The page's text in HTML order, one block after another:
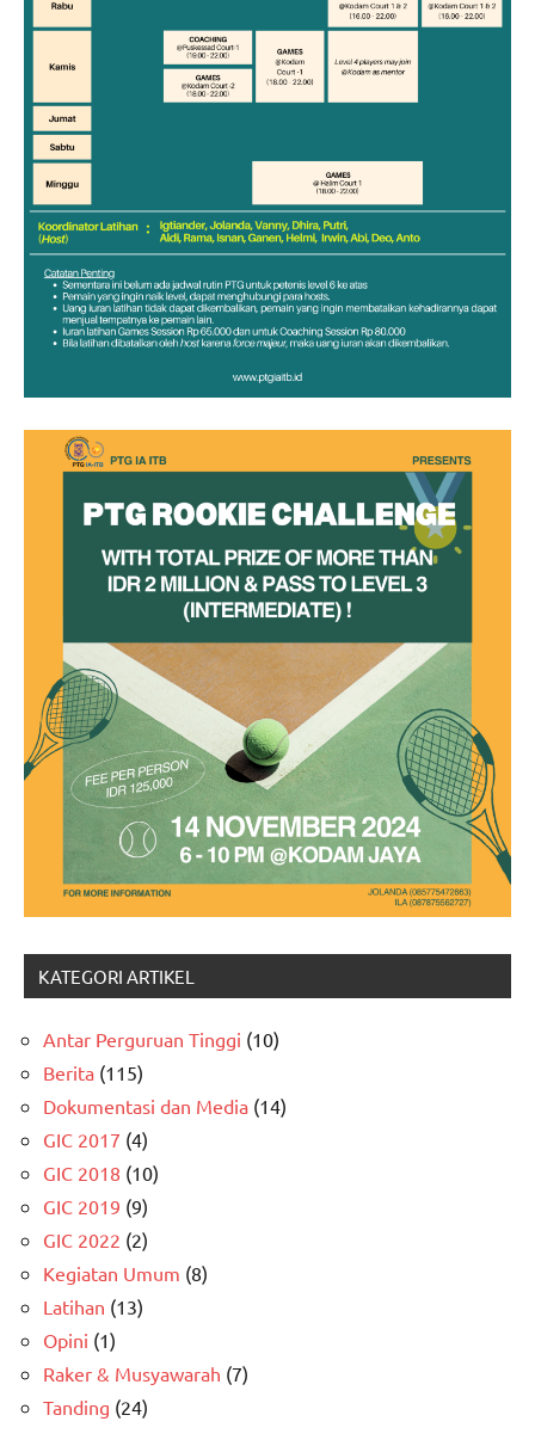
KATEGORI ARTIKEL
Antar Perguruan Tinggi (10)
Berita (115)
Dokumentasi dan Media (14)
GIC 2017 (4)
GIC 2018 (10)
GIC 2019 (9)
GIC 2022 (2)
Kegiatan Umum (8)
Latihan (13)
Opini (1)
Raker & Musyawarah (7)
Tanding (24)